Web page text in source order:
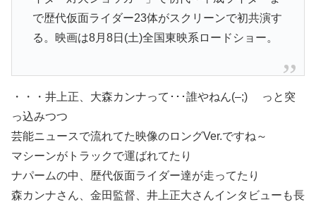
で歴代仮面ライダー23体がスクリーンで初共演す
る。映画は8月8日(土)全国東映系ロードショー。
・・・井上正、大森カンナって･･･誰やねん(–;) っと突
っ込みつつ
芸能ニュースで流れてた映像のロングVer.ですね～
マシーンがトラックで運ばれてたり
ナパームの中、歴代仮面ライダー達が走ってたり
森カンナさん、金田監督、井上正大さんインタビューも長